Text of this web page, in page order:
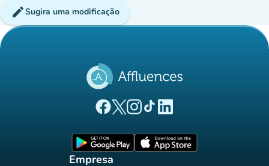
editSugira uma modificação
(novo separador)
(novo separador)
(novo separador)
(novo separador)
(novo separador)
Empresa